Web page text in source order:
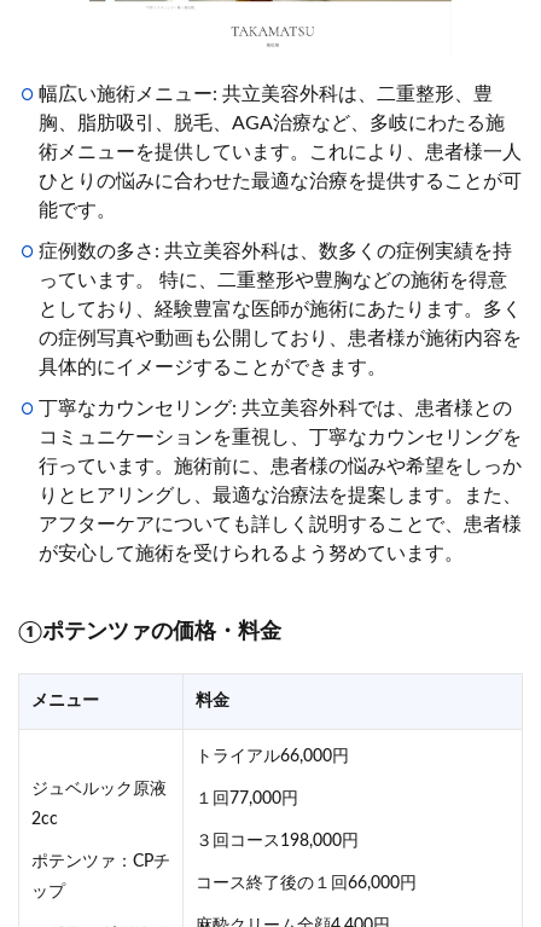
幅広い施術メニュー: 共立美容外科は、二重整形、豊
胸、脂肪吸引、脱毛、AGA治療など、多岐にわたる施
術メニューを提供しています。これにより、患者様一人
ひとりの悩みに合わせた最適な治療を提供することが可
能です。
症例数の多さ: 共立美容外科は、数多くの症例実績を持
っています。 特に、二重整形や豊胸などの施術を得意
としており、経験豊富な医師が施術にあたります。多く
の症例写真や動画も公開しており、患者様が施術内容を
具体的にイメージすることができます。
丁寧なカウンセリング: 共立美容外科では、患者様との
コミュニケーションを重視し、丁寧なカウンセリングを
行っています。施術前に、患者様の悩みや希望をしっか
りとヒアリングし、最適な治療法を提案します。また、
アフターケアについても詳しく説明することで、患者様
が安心して施術を受けられるよう努めています。
①ポテンツァの価格・料金
メニュー 料金
ジュベルック原液
2cc
ポテンツァ：CPチ
ップ
トライアル66,000円
１回77,000円
３回コース198,000円
コース終了後の１回66,000円